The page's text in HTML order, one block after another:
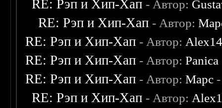
RE: Рэп и Хип-Хап - Автор:
RE: Рэп и Хип-Хап - Автор:
RE: Рэп и Хип-Хап - Автор:
RE: Рэп и Хип-Хап - Автор:Panica
RE: Рэп и Хип-Хап - Автор:Марс
RE: Рэп и Хип-Хап - Автор: